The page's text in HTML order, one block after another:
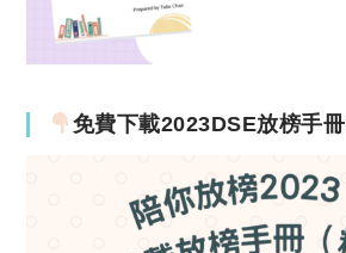
免費下載2023DSE放榜手冊